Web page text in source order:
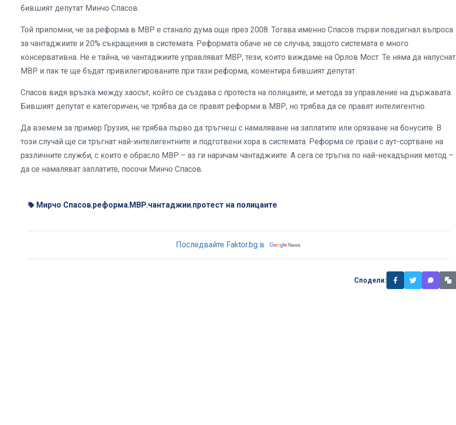
бившият депутат Минчо Спасов.
Той припомни, че за реформа в МВР е станало дума още през 2008. Тогава именно Спасов първи повдигнал въпроса
за чантаджиите и 20% съкращения в системата. Реформата обаче не се случва, защото системата е много
консервативна. Не е тайна, че чантаджиите управляват МВР, тези, които виждаме на Орлов Мост. Те няма да напуснат
МВР и пак те ще бъдат привилегированите при тази реформа, коментира бившият депутат.
Спасов видя връзка между хаосът, който се създава с протеста на полицаите, и метода за управление на държавата.
Бившият депутат е категоричен, че трябва да се правят реформи в МВР, но трябва да се правят интелигентно.
Да вземем за пример Грузия, не трябва първо да тръгнеш с намаляване на заплатите или орязване на бонусите. В
този случай ще си тръгнат най-интелигентните и подготвени хора в системата. Реформа се прави с аут-сортване на
различните служби, с които е обрасло МВР – аз ги наричам чантаджиите. А сега се тръгна по най-некадърния метод –
да се намаляват заплатите, посочи Минчо Спасов.
Мирчо Спасов,реформа, МВР,чантаджии,протест на полицаите
Последвайте Faktor.bg в
Сподели: